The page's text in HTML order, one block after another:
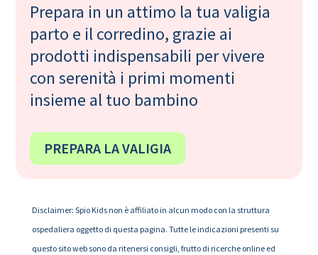
Prepara in un attimo la tua valigia
parto e il corredino, grazie ai
prodotti indispensabili per vivere
con serenità i primi momenti
insieme al tuo bambino
PREPARA LA VALIGIA
Disclaimer: Spio Kids non è affiliato in alcun modo con la struttura
ospedaliera oggetto di questa pagina. Tutte le indicazioni presenti su
questo sito web sono da ritenersi consigli, frutto di ricerche online ed